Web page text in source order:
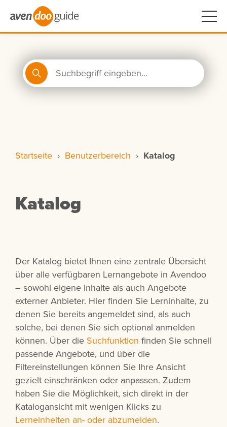
Startseite › Benutzerbereich › Katalog
Katalog
Der Katalog bietet Ihnen eine zentrale Übersicht
über alle verfügbaren Lernangebote in Avendoo
– sowohl eigene Inhalte als auch Angebote
externer Anbieter. Hier finden Sie Lerninhalte, zu
denen Sie bereits angemeldet sind, als auch
solche, bei denen Sie sich optional anmelden
können. Über die Suchfunktion finden Sie schnell
passende Angebote, und über die
Filtereinstellungen können Sie Ihre Ansicht
gezielt einschränken oder anpassen. Zudem
haben Sie die Möglichkeit, sich direkt in der
Katalogansicht mit wenigen Klicks zu
Lerneinheiten an- oder abzumelden.